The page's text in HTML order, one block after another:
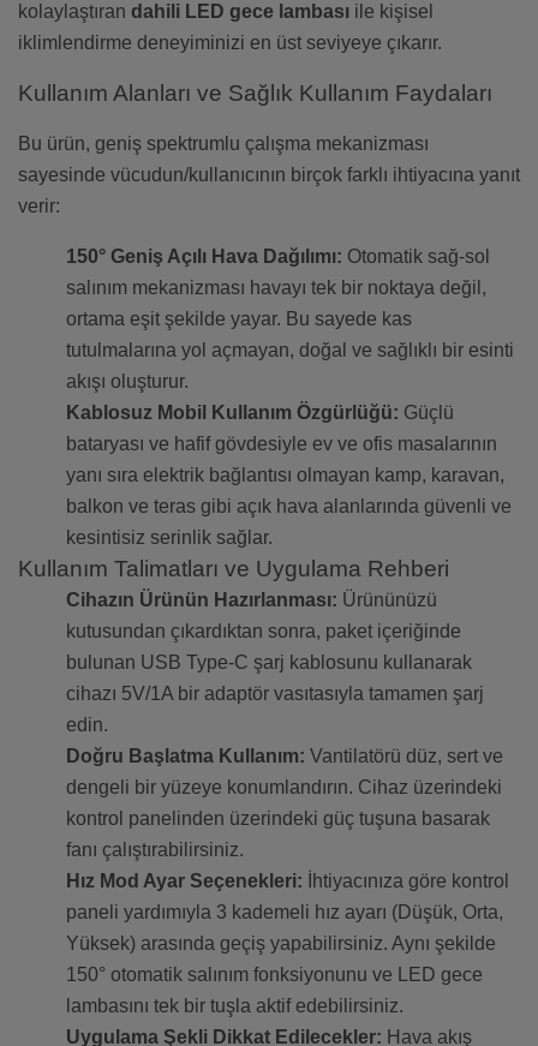
kolaylaştıran dahili LED gece lambası ile kişisel
iklimlendirme deneyiminizi en üst seviyeye çıkarır.
Kullanım Alanları ve Sağlık Kullanım Faydaları
Bu ürün, geniş spektrumlu çalışma mekanizması
sayesinde vücudun/kullanıcının birçok farklı ihtiyacına yanıt
verir:
150° Geniş Açılı Hava Dağılımı: Otomatik sağ-sol
salınım mekanizması havayı tek bir noktaya değil,
ortama eşit şekilde yayar. Bu sayede kas
tutulmalarına yol açmayan, doğal ve sağlıklı bir esinti
akışı oluşturur.
Kablosuz Mobil Kullanım Özgürlüğü: Güçlü
bataryası ve hafif gövdesiyle ev ve ofis masalarının
yanı sıra elektrik bağlantısı olmayan kamp, karavan,
balkon ve teras gibi açık hava alanlarında güvenli ve
kesintisiz serinlik sağlar.
Kullanım Talimatları ve Uygulama Rehberi
Cihazın Ürünün Hazırlanması: Ürününüzü
kutusundan çıkardıktan sonra, paket içeriğinde
bulunan USB Type-C şarj kablosunu kullanarak
cihazı 5V/1A bir adaptör vasıtasıyla tamamen şarj
edin.
Doğru Başlatma Kullanım: Vantilatörü düz, sert ve
dengeli bir yüzeye konumlandırın. Cihaz üzerindeki
kontrol panelinden üzerindeki güç tuşuna basarak
fanı çalıştırabilirsiniz.
Hız Mod Ayar Seçenekleri: İhtiyacınıza göre kontrol
paneli yardımıyla 3 kademeli hız ayarı (Düşük, Orta,
Yüksek) arasında geçiş yapabilirsiniz. Aynı şekilde
150° otomatik salınım fonksiyonunu ve LED gece
lambasını tek bir tuşla aktif edebilirsiniz.
Uygulama Şekli Dikkat Edilecekler: Hava akış